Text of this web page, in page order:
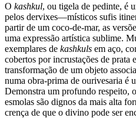
O kashkul, ou tigela de pedinte, é
pelos dervixes—místicos sufis
partir de um coco-de-mar, as
uma expressão artística sublime.
exemplares de kashkuls em aço,
cobertos por incrustações de prata
transformação de um objeto
numa obra-prima de ourivesaria é
Demonstra um profundo respeito,
esmolas são dignos da mais alta
crença de que o divino pode ser